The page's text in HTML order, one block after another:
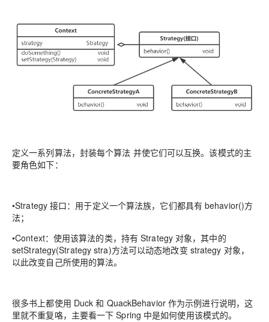
定义一系列算法，封装每个算法 并使它们可以互换。该模式的主
要角色如下：
•Strategy 接口：用于定义一个算法族，它们都具有 behavior()方
法；
•Context：使用该算法的类，持有 Strategy 对象，其中的
setStrategy(Strategy stra)方法可以动态地改变 strategy 对象，
以此改变自己所使用的算法。
很多书上都使用 Duck 和 QuackBehavior 作为示例进行说明，这
里就不重复咯，主要看一下 Spring 中是如何使用该模式的。